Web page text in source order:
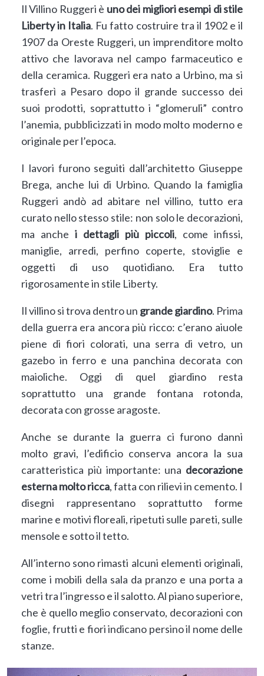
Il Villino Ruggeri è uno dei migliori esempi di stile
Liberty in Italia. Fu fatto costruire tra il 1902 e il
1907 da Oreste Ruggeri, un imprenditore molto
attivo che lavorava nel campo farmaceutico e
della ceramica. Ruggeri era nato a Urbino, ma si
trasferì a Pesaro dopo il grande successo dei
suoi prodotti, soprattutto i “glomeruli” contro
l’anemia, pubblicizzati in modo molto moderno e
originale per l’epoca.
I lavori furono seguiti dall’architetto Giuseppe
Brega, anche lui di Urbino. Quando la famiglia
Ruggeri andò ad abitare nel villino, tutto era
curato nello stesso stile: non solo le decorazioni,
ma anche i dettagli più piccoli, come infissi,
maniglie, arredi, perfino coperte, stoviglie e
oggetti di uso quotidiano. Era tutto
rigorosamente in stile Liberty.
Il villino si trova dentro un grande giardino. Prima
della guerra era ancora più ricco: c’erano aiuole
piene di fiori colorati, una serra di vetro, un
gazebo in ferro e una panchina decorata con
maioliche. Oggi di quel giardino resta
soprattutto una grande fontana rotonda,
decorata con grosse aragoste.
Anche se durante la guerra ci furono danni
molto gravi, l’edificio conserva ancora la sua
caratteristica più importante: una decorazione
esterna molto ricca, fatta con rilievi in cemento. I
disegni rappresentano soprattutto forme
marine e motivi floreali, ripetuti sulle pareti, sulle
mensole e sotto il tetto.
All’interno sono rimasti alcuni elementi originali,
come i mobili della sala da pranzo e una porta a
vetri tra l’ingresso e il salotto. Al piano superiore,
che è quello meglio conservato, decorazioni con
foglie, frutti e fiori indicano persino il nome delle
stanze.